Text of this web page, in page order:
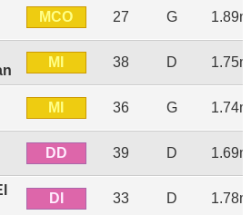
MCO 27 G 1.89m
MI 38 D 1.75m
MI 36 G 1.74m
DD 39 D 1.69m
DI 33 D 1.78m